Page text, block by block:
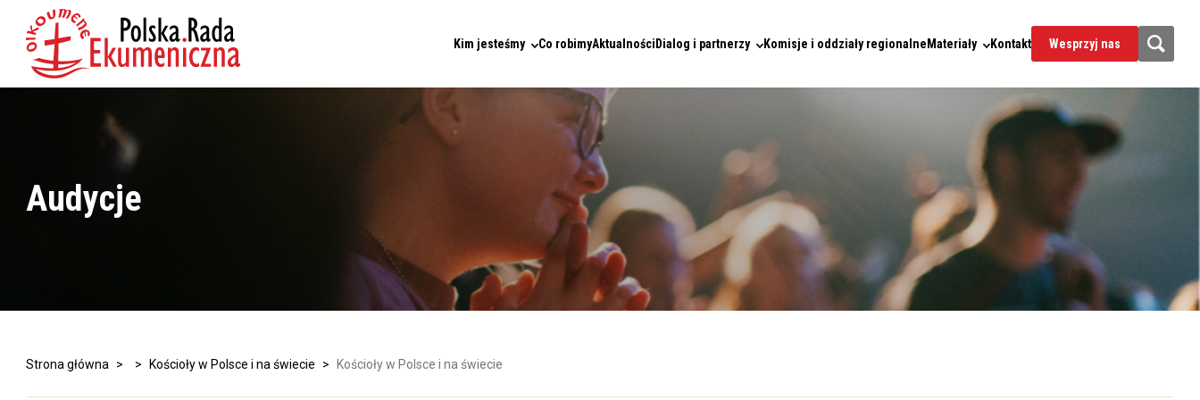
Kim jesteśmy Co robimyAktualnościDialog i partnerzy Komisje i oddziały regionalneMateriały Kontakt Wesprzyj nas
Audycje
Strona główna > > Kościoły w Polsce i na świecie > Kościoły w Polsce i na świecie